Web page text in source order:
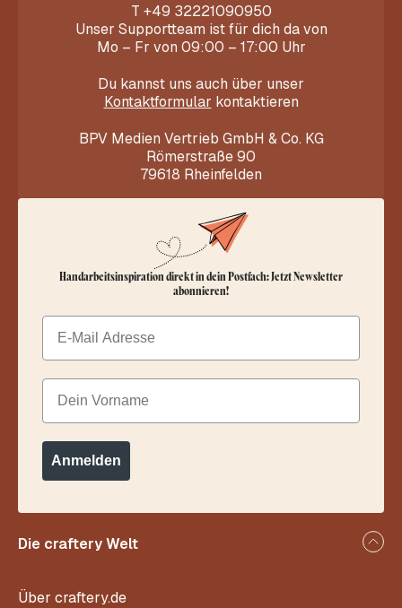
T +49 32221090950
Unser Supportteam ist für dich da von
Mo – Fr von 09:00 – 17:00 Uhr
Du kannst uns auch über unser
Kontaktformular kontaktieren
BPV Medien Vertrieb GmbH & Co. KG
Römerstraße 90
79618 Rheinfelden
Die craftery Welt
Über craftery.de
Handarbeitsinspiration direkt in dein Postfach: Jetzt Newsletter
abonnieren!
Email
Dein Vorname
Anmelden